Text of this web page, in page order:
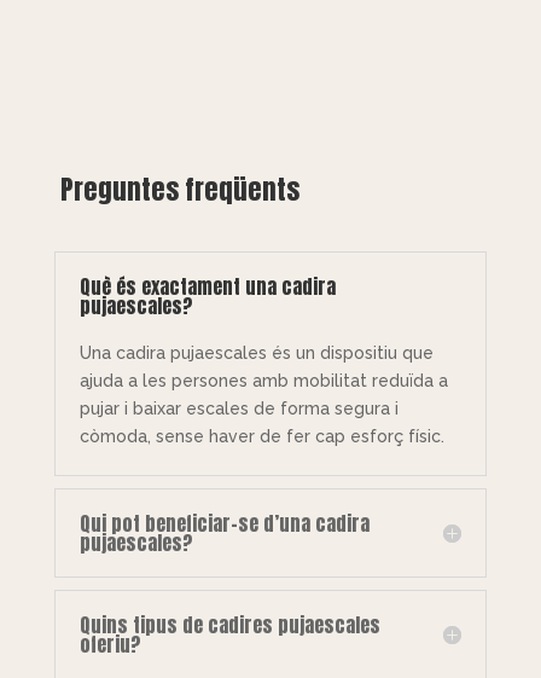
Preguntes freqüents
Què és exactament una cadira
pujaescales?
Una cadira pujaescales és un dispositiu que
ajuda a les persones amb mobilitat reduïda a
pujar i baixar escales de forma segura i
còmoda, sense haver de fer cap esforç físic.
Qui pot beneficiar-se d’una cadira
pujaescales?
Quins tipus de cadires pujaescales
oferiu?